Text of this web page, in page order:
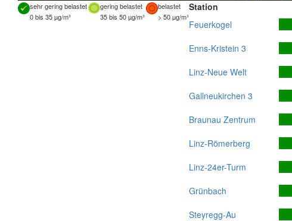
sehr gering belastet gering belastet
belastet
0 bis 35 µg/m³
35 bis 50 µg/m³ > 50 µg/m³
Station
Feuerkogel
Enns-Kristein 3
Linz-Neue Welt
Gallneukirchen 3
Braunau Zentrum
Linz-Römerberg
Linz-24er-Turm
Grünbach
Steyregg-Au